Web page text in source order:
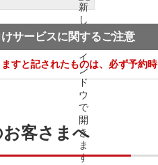
サービスに関するご注意
すと記されたものは、必ず予約
客さまへ